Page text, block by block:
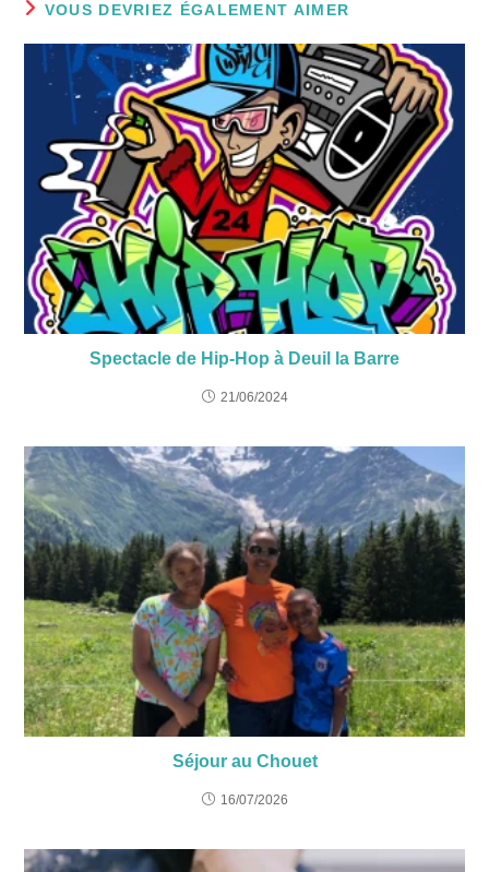
VOUS DEVRIEZ ÉGALEMENT AIMER
Spectacle de Hip-Hop à Deuil la Barre
21/06/2024
Séjour au Chouet
16/07/2026